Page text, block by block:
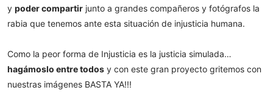
y poder compartir junto a grandes compañeros y fotógrafos la
rabia que tenemos ante esta situación de injusticia humana.
Como la peor forma de Injusticia es la justicia simulada…
hagámoslo entre todos y con este gran proyecto gritemos con
nuestras imágenes BASTA YA!!!